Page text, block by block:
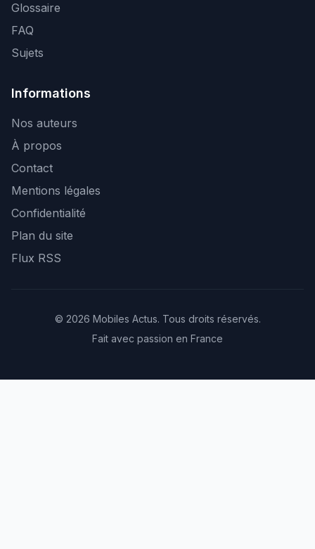
Glossaire
FAQ
Sujets
Informations
Nos auteurs
À propos
Contact
Mentions légales
Confidentialité
Plan du site
Flux RSS
© 2026 Mobiles Actus. Tous droits réservés.
Fait avec passion en France